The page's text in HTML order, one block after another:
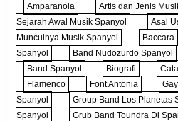
Amparanoia Artis dan Jenis
Sejarah Awal Musik Spanyol
Asal
Munculnya Musik Spanyol
Baccara
Spanyol
Band Nudozurdo Spanyol
Band Spanyol
Biografi
Flamenco
Font Antonia
Spanyol
Group Band Los Planetas
Spanyol
Grub Band Toundra Di